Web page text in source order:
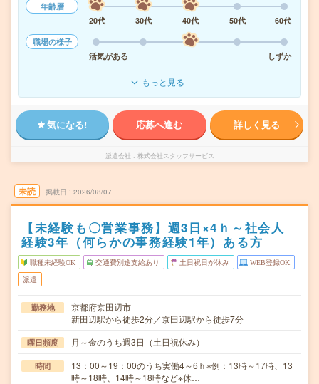
年齢層
20代
30代 40代 50代
60代
職場の様子
活気がある
しずか
もっと見る
気になる! 応募へ進む 詳しく見る
派遣会社 株式会社スタッフサービス
未読 掲載日 2026/08/07
【未経験も〇営業事務】週3日×4ｈ～社会人
経験3年（何らかの事務経験1年）ある方
職種未経験OK 交通費別途支給あり 土日祝日が休み WEB登録OK
派遣
勤務地
京都府京田辺市
新田辺駅から徒歩2分／京田辺駅から徒歩7分
曜日頻度 月～金のうち週3日（土日祝休み）
時間
13：00～19：00のうち実働4～6ｈ※例：13時～17時、13
時～18時、14時～18時など※休…